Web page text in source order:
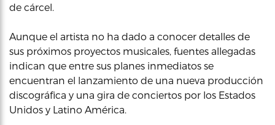
de cárcel.
Aunque el artista no ha dado a conocer detalles de
sus próximos proyectos musicales, fuentes allegadas
indican que entre sus planes inmediatos se
encuentran el lanzamiento de una nueva producción
discográfica y una gira de conciertos por los Estados
Unidos y Latino América.